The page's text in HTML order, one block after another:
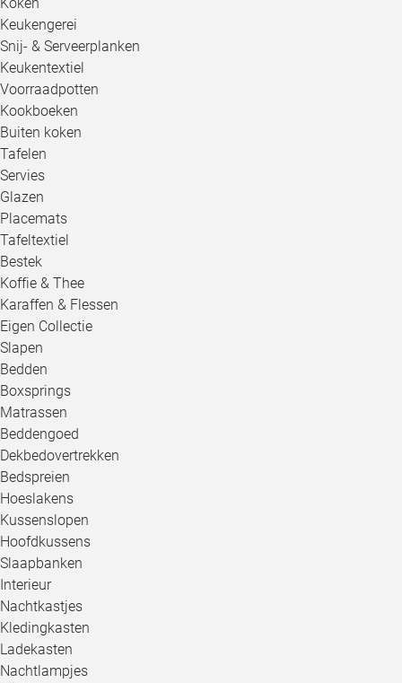
Keukengerei
Snij- & Serveerplanken
Keukentextiel
Voorraadpotten
Kookboeken
Buiten koken
Tafelen
Servies
Glazen
Placemats
Tafeltextiel
Bestek
Koffie & Thee
Karaffen & Flessen
Eigen Collectie
Slapen
Bedden
Boxsprings
Matrassen
Beddengoed
Dekbedovertrekken
Bedspreien
Hoeslakens
Kussenslopen
Hoofdkussens
Slaapbanken
Interieur
Nachtkastjes
Kledingkasten
Ladekasten
Nachtlampjes